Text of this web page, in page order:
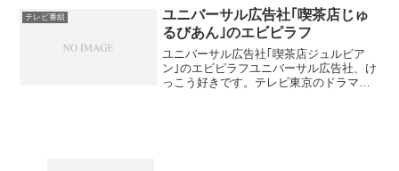
人公であるダンダリンの葬儀後であるか
のような...
テレビ番組
ユニバーサル広告社｢喫茶店じゅ
るびあん｣のエビピラフ
ユニバーサル広告社｢喫茶店ジュルビア
ン｣のエビピラフユニバーサル広告社、け
っこう好きです。テレビ東京のドラマ